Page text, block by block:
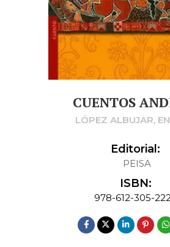
CUENTOS
LÓPEZ ALBUJAR,
Editorial:
PEISA
ISBN:
978-612-305-